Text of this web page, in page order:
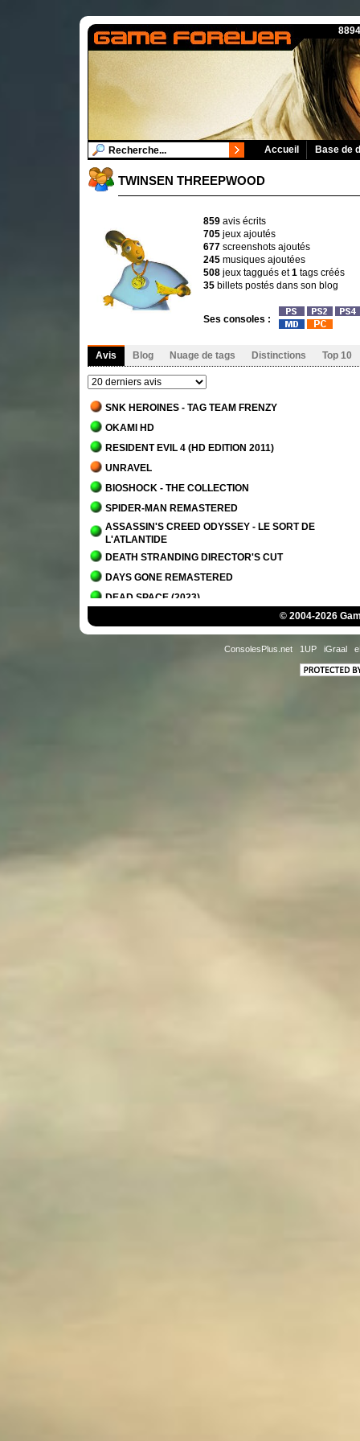
Accueil Base de
TWINSEN THREEPWOOD
859 avis écrits
705 jeux ajoutés
677 screenshots ajoutés
245 musiques ajoutées
508 jeux taggués et1 tags créés
35 billets postés dans son blog
Ses consoles :
Avis Blog Nuage de tags Distinctions Top 10
SNK HEROINES - TAG TEAM FRENZY
OKAMI HD
RESIDENT EVIL 4 (HD EDITION 2011)
UNRAVEL
BIOSHOCK - THE COLLECTION
SPIDER-MAN REMASTERED
ASSASSIN'S CREED ODYSSEY - LE SORT DE
L'ATLANTIDE
DEATH STRANDING DIRECTOR'S CUT
DAYS GONE REMASTERED
DEAD SPACE (2023)
PLANET OF LANA
© 2004-2026
ConsolesPlus.net 1UP iGraal